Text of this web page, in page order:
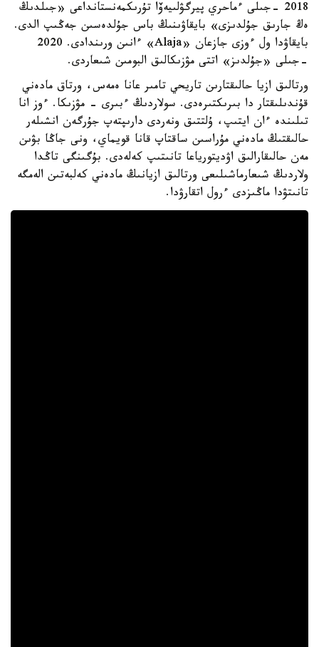
2018 -جىلى ءماحري پيرگۋلىيەۆا تۇرىكمەنستانداعى «جىلدىڭ
ەڭ جارىق جۇلدىزى» بايقاۋىنىڭ باس جۇلدەسىن جەڭىپ الدى.
بايقاۋدا ول ءوزى جازعان «Alaja» ءانىن ورىندادى. 2020
-جىلى «جۇلدىز» اتتى مۋزىكالىق البومىن شىعاردى.
ورتالىق ازيا حالىقتارىن تاريحي تامىر عانا ەمەس، ورتاق مادەني
قۇندىلىقتار دا بىرىكتىرەدى. سولاردىڭ ءبىرى - مۋزىكا. ءوز انا
تىلىندە ءان ايتىپ، ۇلتتىق ونەردى دارىپتەپ جۇرگەن انشىلەر
حالىقتىڭ مادەني مۇراسىن ساقتاپ قانا قويماي، ونى جاڭا بۋىن
مەن حالىقارالىق اۋديتورياعا تانىتىپ كەلەدى. بۇگىنگى تاڭدا
ولاردىڭ شىعارماشىلىعى ورتالىق ازيانىڭ مادەني كەلبەتىن الەمگە
تانىتۋدا ماڭىزدى ءرول اتقارۋدا.